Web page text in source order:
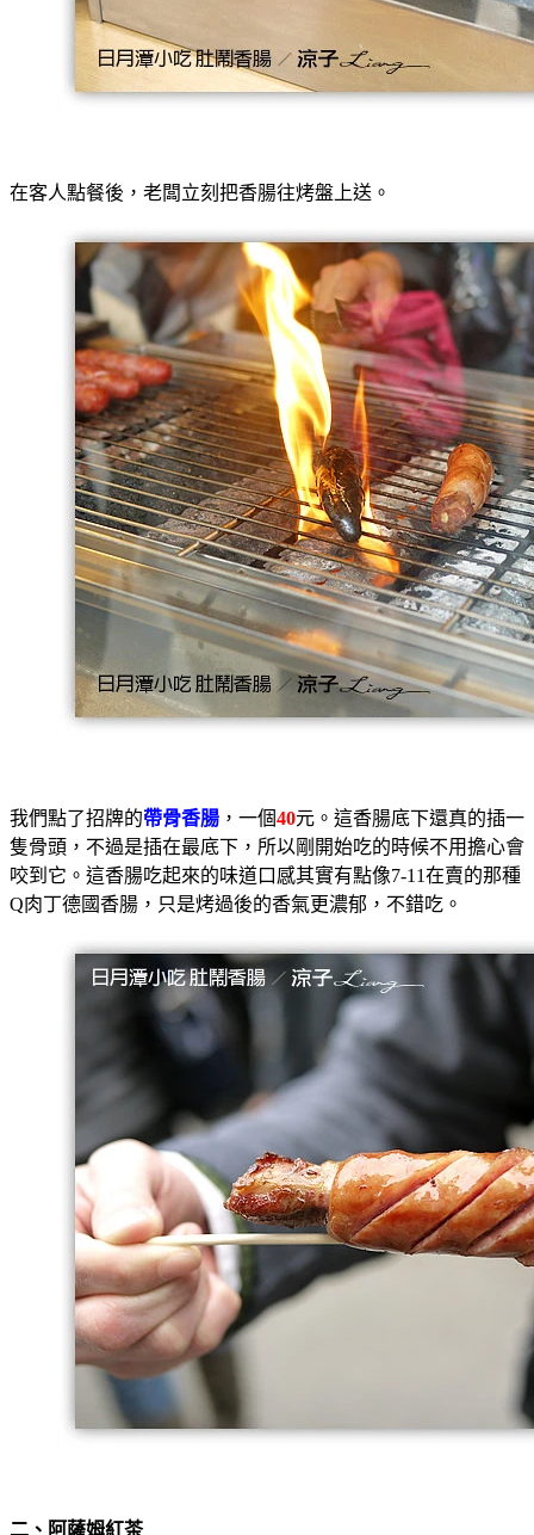
在客人點餐後，老闆立刻把香腸往烤盤上送。
我們點了招牌的帶骨香腸 ，一個40元。這香腸底下還真的插一
隻骨頭，不過是插在最底下，所以剛開始吃的時候不用擔心會
咬到它。這香腸吃起來的味道口感其實有點像7-11在賣的那種
Q肉丁德國香腸，只是烤過後的香氣更濃郁，不錯吃。
二、阿薩姆紅茶